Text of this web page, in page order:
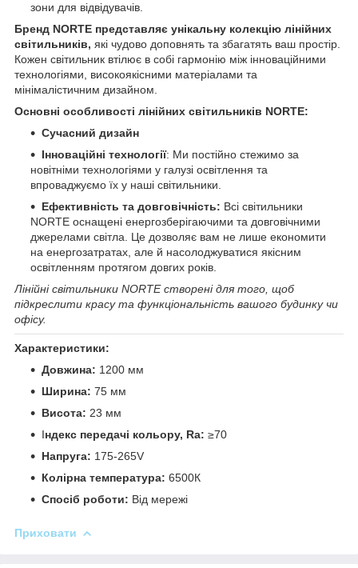
зони для відвідувачів.
Бренд NORTE представляє унікальну колекцію лінійних
світильників, які чудово доповнять та збагатять ваш простір.
Кожен світильник втілює в собі гармонію між інноваційними
технологіями, високоякісними матеріалами та
мінімалістичним дизайном.
Основні особливості лінійних світильників NORTE:
Сучасний дизайн
Інноваційні технології: Ми постійно стежимо за
новітніми технологіями у галузі освітлення та
впроваджуємо їх у наші світильники.
Ефективність та довговічність: Всі світильники
NORTE оснащені енергозберігаючими та довговічними
джерелами світла. Це дозволяє вам не лише економити
на енергозатратах, але й насолоджуватися якісним
освітленням протягом довгих років.
Лінійні світильники NORTE створені для того, щоб
підкреслити красу та функціональність вашого будинку чи
офісу.
Характеристики:
Довжина: 1200 мм
Ширина: 75 мм
Висота: 23 мм
Індекс передачі кольору, Ra: ≥70
Напруга: 175-265V
Колірна температура: 6500К
Спосіб роботи: Від мережі
Приховати